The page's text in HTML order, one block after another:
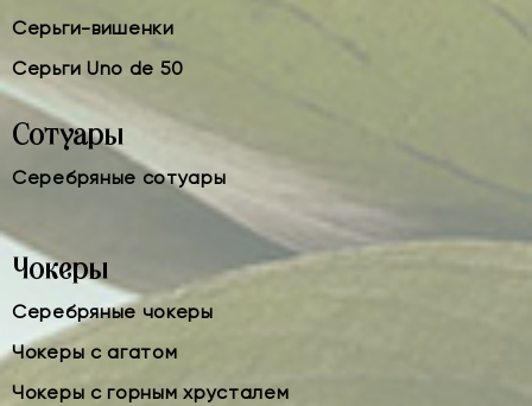
Серьги-вишенки
Серьги Uno de 50
Сотуары
Серебряные сотуары
Чокеры
Серебряные чокеры
Чокеры с агатом
Чокеры с горным хрусталем